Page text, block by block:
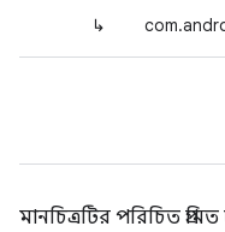
↳
মানচিত্রটির পরিচিত